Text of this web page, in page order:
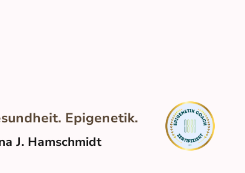
Epigenetik.
J. Hamschmidt